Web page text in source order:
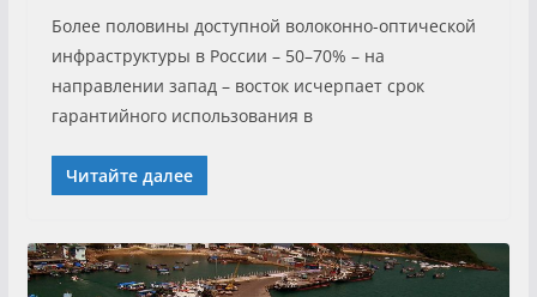
Более половины доступной волоконно-оптической
инфраструктуры в России – 50–70% – на
направлении запад – восток исчерпает срок
гарантийного использования в
Читайте далее